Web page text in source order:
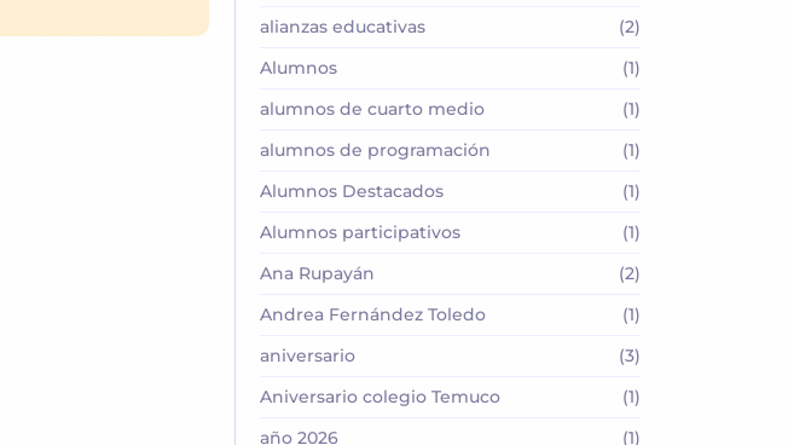
alianzas educativas
(2)
Alumnos
(1)
alumnos de cuarto medio
(1)
alumnos de programación
(1)
Alumnos Destacados
(1)
Alumnos participativos
(1)
Ana Rupayán
(2)
Andrea Fernández Toledo
(1)
aniversario
(3)
Aniversario colegio Temuco
(1)
año 2026
(1)